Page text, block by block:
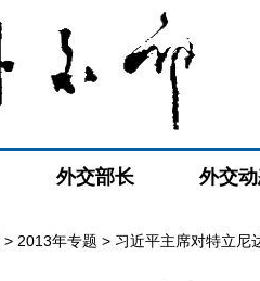
外交部长 外交
> 2013年专题 > 习近平主席对特立尼